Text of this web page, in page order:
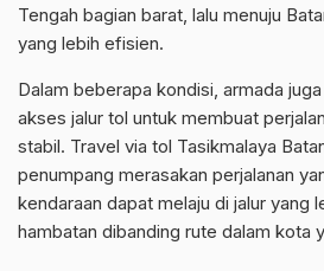
Tengah bagian barat, lalu menuju
yang lebih efisien.
Dalam beberapa kondisi, armada
akses jalur tol untuk membuat
stabil. Travel via tol Tasikmalaya
penumpang merasakan perjalanan
kendaraan dapat melaju di jalur yang
hambatan dibanding rute dalam kota